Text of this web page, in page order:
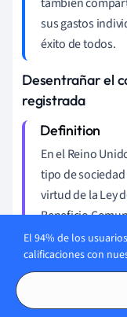
sus gastos
éxito de todos.
Desentrañar el
registrada
En el Reino
tipo de
virtud de la Ley
Beneficio
obligatorio para
registrada
proporciona a
Las cooperativas
El 94% de los
calificaciones con